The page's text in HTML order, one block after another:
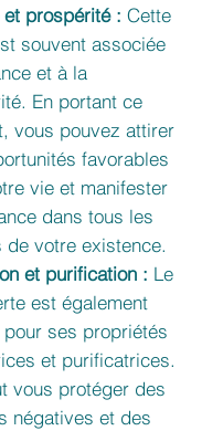
et prospérité : Cette
souvent associée
et à la
En portant ce
vous pouvez attirer
favorables
vie et manifester
dans tous les
de votre existence.
et purification : Le
est également
pour ses propriétés
et purificatrices.
vous protéger des
négatives et des